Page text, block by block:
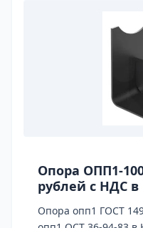
Опора ОПП1-
рублей с НДС
Опора опп1 ГОСТ